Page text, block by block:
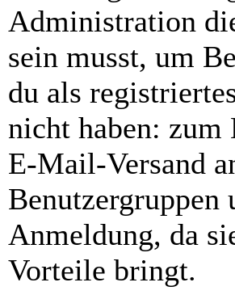
Administration
sein musst, um
du als
nicht haben:
E-Mail-Versand
Anmeldung, da
Vorteile bringt.